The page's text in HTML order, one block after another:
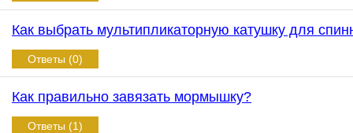
Как выбрать мультипликаторную катушку для
Ответы (0)
Как правильно завязать мормышку?
Ответы (1)